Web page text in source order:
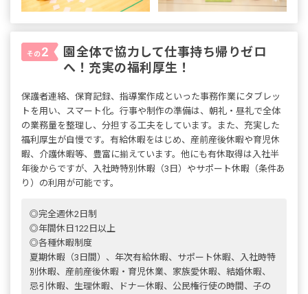
その2
園全体で協力して仕事持ち帰りゼロ
へ！充実の福利厚生！
保護者連絡、保育記録、指導案作成といった事務作業にタブレッ
トを用い、スマート化。行事や制作の準備は、朝礼・昼礼で全体
の業務量を整理し、分担する工夫をしています。また、充実した
福利厚生が自慢です。有給休暇をはじめ、産前産後休暇や育児休
暇、介護休暇等、豊富に揃えています。他にも有休取得は入社半
年後からですが、入社時特別休暇（3日）やサポート休暇（条件あ
り）の利用が可能です。
◎完全週休2日制
◎年間休日122日以上
◎各種休暇制度
夏期休暇（3日間）、年次有給休暇、サポート休暇、入社時特
別休暇、産前産後休暇・育児休業、家族愛休暇、結婚休暇、
忌引休暇、生理休暇、ドナー休暇、公民権行使の時間、子の